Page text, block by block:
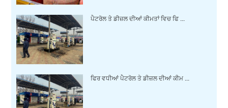
ਪੈਟਰੋਲ ਤੇ ਡੀਜ਼ਲ ਦੀਆਂ ਕੀਮਤਾਂ ਵਿਚ ਫਿ ...
ਫਿਰ ਵਧੀਆਂ ਪੈਟਰੋਲ ਤੇ ਡੀਜ਼ਲ ਦੀਆਂ ਕੀਮ ...